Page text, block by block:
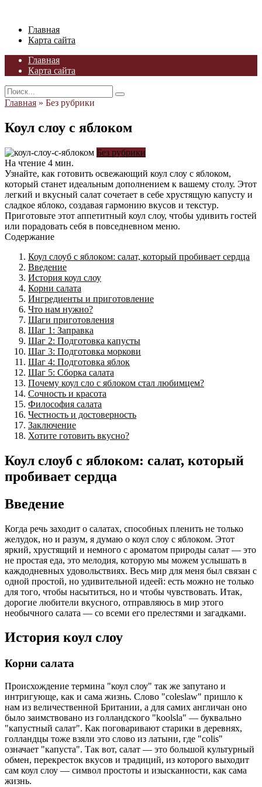
contentГлавная
Карта сайта
Главная
Карта сайта
Search
for:
Главная » Без рубрики
Коул слоу с яблоком
Без рубрики
На чтение 4 мин.
Узнайте, как готовить освежающий коул слоу с яблоком,
который станет идеальным дополнением к вашему столу. Этот
легкий и вкусный салат сочетает в себе хрустящую капусту и
сладкое яблоко, создавая гармонию вкусов и текстур.
Приготовьте этот аппетитный коул слоу, чтобы удивить гостей
или порадовать себя в повседневном меню.
Содержание
Коул слоуб с яблоком: салат, который пробивает сердца
Введение
История коул слоу
Корни салата
Ингредиенты и приготовление
Что нам нужно?
Шаги приготовления
Шаг 1: Заправка
Шаг 2: Подготовка капусты
Шаг 3: Подготовка моркови
Шаг 4: Подготовка яблок
Шаг 5: Сборка салата
Почему коул сло с яблоком стал любимцем?
Сочность и красота
Философия салата
Честность и достоверность
Заключение
Хотите готовить вкусно?
Коул слоуб с яблоком: салат, который
пробивает сердца
Введение
Когда речь заходит о салатах, способных пленить не только
желудок, но и разум, я думаю о коул слоу с яблоком. Этот
яркий, хрустящий и немного с ароматом природы салат — это
не простая еда, это мелодия, которую мы можем услышать в
каждодневных удовольствиях. Весь мир для меня был связан с
одной простой, но удивительной идеей: есть можно не только
для того, чтобы насытиться, но и чтобы чувствовать. Итак,
дорогие любители вкусного, отправляюсь в мир этого
необычного салата — со всеми его прелестями и загадками.
История коул слоу
Корни салата
Происхождение термина "коул слоу" так же запутано и
интригующе, как и сама жизнь. Слово "coleslaw" пришло к
нам из величественной Британии, а для самих англичан оно
было заимствовано из голландского "koolsla" — буквально
"капустный салат". Как поговаривают старики в деревнях,
голландцы тоже взяли это слово из латыни, где "colis"
означает "капуста". Так вот, салат — это большой культурный
обмен, перекресток вкусов и традиций, из которого выходит
сам коул слоу — символ простоты и изысканности, как сама
жизнь.